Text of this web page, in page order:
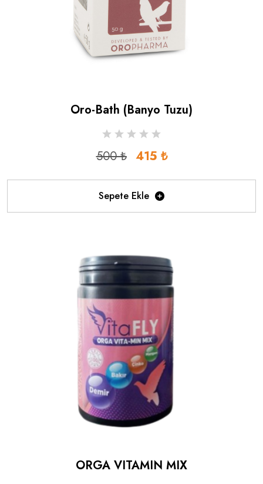
Oro-Bath (banyo Tuzu)
500 ₺ 415 ₺
Sepete Ekle
ORGA VITAMIN MIX